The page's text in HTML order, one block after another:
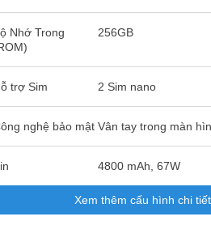
Nhớ Trong
256GB
trợ Sim 2 Sim nano
nghệ bảo mật Vân tay trong màn
4800 mAh, 67W
Xem thêm cấu hình chi tiết